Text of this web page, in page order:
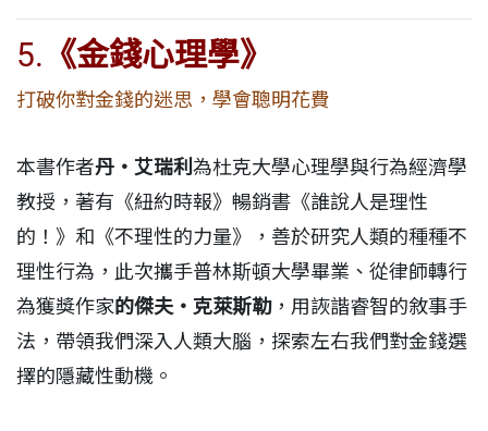
5. 《金錢心理學》
打破你對金錢的迷思，學會聰明花費
本書作者丹・艾瑞利 為杜克大學心理學與行為經濟學
教授，著有《紐約時報》暢銷書《誰說人是理性
的！》和《不理性的力量》，善於研究人類的種種不
理性行為，此次攜手普林斯頓大學畢業、從律師轉行
為獲獎作家的傑夫・克萊斯勒，用詼諧睿智的敘事手
法，帶領我們深入人類大腦，探索左右我們對金錢選
擇的隱藏性動機。